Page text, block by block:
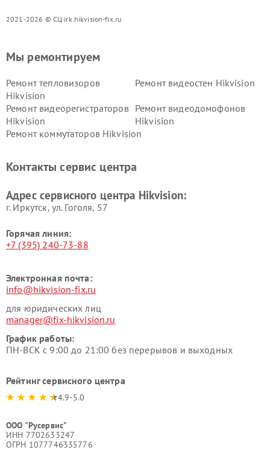
2021-2026 © СЦ irk.hikvision-fix.ru
Мы ремонтируем
Ремонт тепловизоров
Hikvision
Ремонт видеостен Hikvision
Ремонт видеорегистраторов
Hikvision
Ремонт видеодомофонов
Hikvision
Ремонт коммутаторов Hikvision
Контакты сервис центра
Адрес сервисного центра Hikvision:
г. Иркутск, ул. ​Гоголя, 57
Горячая линия:
+7 (395) 240-73-88
Электронная почта:
info@hikvision-fix.ru
для юридических лиц
manager@fix-hikvision.ru
График работы:
ПН-ВСК с 9:00 до 21:00 без перерывов и выходных
Рейтинг сервисного центра
4.9-5.0
ООО "Русервис"
ИНН 7702633247
ОГРН 1077746335776